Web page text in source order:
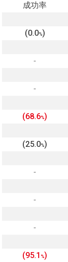
成功率
(0.0%)
-
-
(68.6%)
(25.0%)
-
-
-
(95.1%)